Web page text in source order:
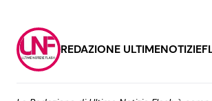
REDAZIONE